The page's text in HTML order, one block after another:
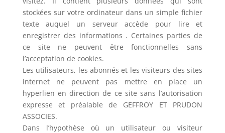
stockées sur votre ordinateur dans un simple fichier
texte auquel un serveur accède pour lire et
enregistrer des informations . Certaines parties de
ce site ne peuvent être fonctionnelles sans
l’acceptation de cookies.
Les utilisateurs, les abonnés et les visiteurs des sites
internet ne peuvent pas mettre en place un
hyperlien en direction de ce site sans l’autorisation
expresse et préalable de GEFFROY ET PRUDON
ASSOCIES.
Dans l’hypothèse où un utilisateur ou visiteur